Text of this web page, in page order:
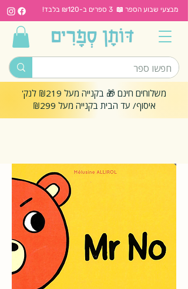
מבצעי שבוע הספר 📖 3 ספרים ב-₪120 בלבד!
משלוחים חינם 🎁 בקנייה מעל ₪219 לנק'
איסוף/ עד הבית בקנייה מעל ₪299